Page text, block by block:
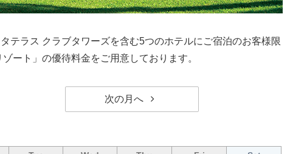
テラス クラブタワーズを含む5つのホテルにご宿泊のお客様限
ート」の優待料金をご用意しております。
次の月へ